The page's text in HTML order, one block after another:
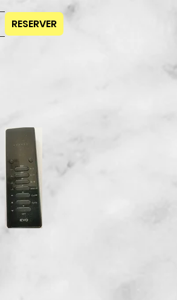
RESERVER